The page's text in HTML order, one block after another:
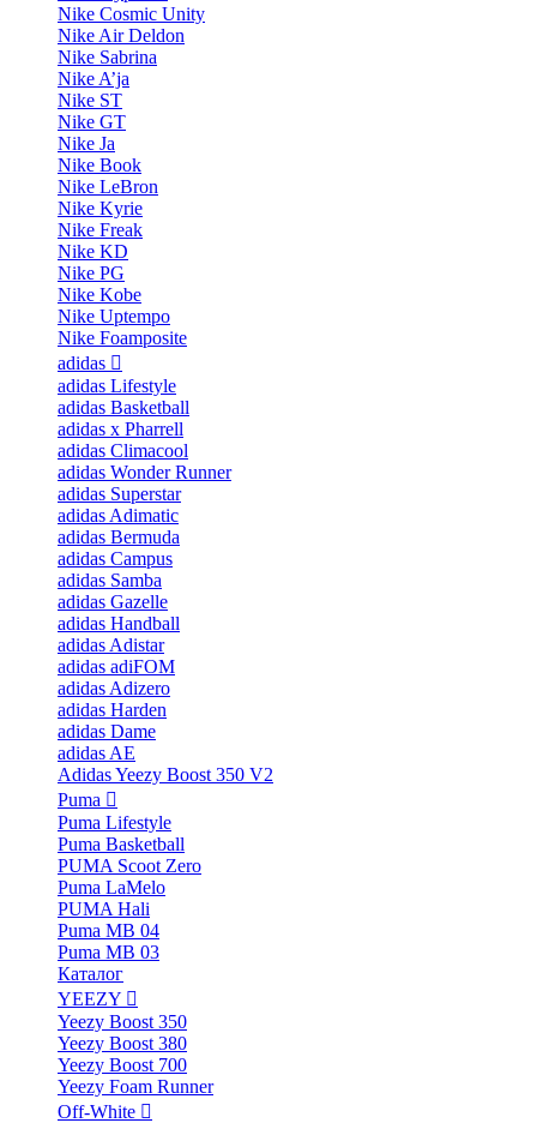
Nike Cosmic Unity
Nike Air Deldon
Nike Sabrina
Nike A’ja
Nike ST
Nike GT
Nike Ja
Nike Book
Nike LeBron
Nike Kyrie
Nike Freak
Nike KD
Nike PG
Nike Kobe
Nike Uptempo
Nike Foamposite
adidas
adidas Lifestyle
adidas Basketball
adidas x Pharrell
adidas Climacool
adidas Wonder Runner
adidas Superstar
adidas Adimatic
adidas Bermuda
adidas Campus
adidas Samba
adidas Gazelle
adidas Handball
adidas Adistar
adidas adiFOM
adidas Adizero
adidas Harden
adidas Dame
adidas AE
Adidas Yeezy Boost 350 V2
Puma
Puma Lifestyle
Puma Basketball
PUMA Scoot Zero
Puma LaMelo
PUMA Hali
Puma MB 04
Puma MB 03
Каталог
YEEZY
Yeezy Boost 350
Yeezy Boost 380
Yeezy Boost 700
Yeezy Foam Runner
Off-White